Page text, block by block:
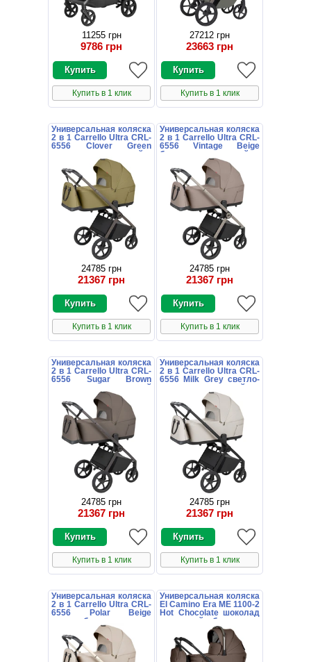
11255 грн
9786 грн
Купить в 1 клик
27212 грн
23663 грн
Купить в 1 клик
Универсальная коляска
2 в 1 Carrello Ultra CRL-
6556 Clover Green
оливковая с люлькой и
24785 грн
21367 грн
Купить в 1 клик
Универсальная коляска
2 в 1 Carrello Ultra CRL-
6556 Vintage Beige
бежевая с люлькой и
24785 грн
21367 грн
Купить в 1 клик
Универсальная коляска
2 в 1 Carrello Ultra CRL-
6556 Sugar Brown
коричневая с люлькой
24785 грн
21367 грн
Купить в 1 клик
Универсальная коляска
2 в 1 Carrello Ultra CRL-
6556 Milk Grey светло-
серая с люлькой и
24785 грн
21367 грн
Купить в 1 клик
Универсальная коляска
2 в 1 Carrello Ultra CRL-
6556 Polar Beige
светло-бежевая с
люлькой и блоком
Универсальная коляска
El Camino Era ME 1100-2
Hot Chocolate шоколад
с люлькой и блоком